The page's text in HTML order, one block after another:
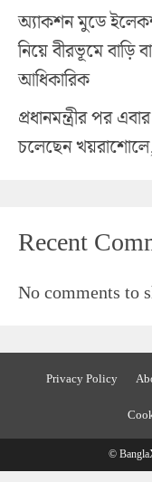
অ্যাকশন মুডে
নিয়ে বীরভূমে বাড়ি
আধিকারিক
প্রধানমন্ত্রীর পর
চলেছেন
Recent
No comments to
Privacy Policy
©